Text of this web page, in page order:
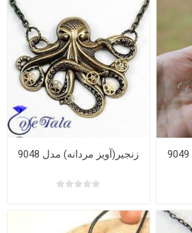
زنجیر(آویز مردانه) مدل 9048